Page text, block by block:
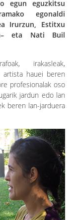
egun eguzkitsu
egonaldi
Irurzun, Estitxu
eta Nati Buil
irakasleak,
artista hauei beren
profesionalak oso
jardun edo lan
beren lan-jarduera